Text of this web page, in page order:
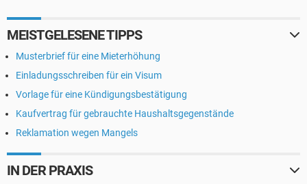
MEISTGELESENE TIPPS
Musterbrief für eine Mieterhöhung
Einladungsschreiben für ein Visum
Vorlage für eine Kündigungsbestätigung
Kaufvertrag für gebrauchte Haushaltsgegenstände
Reklamation wegen Mangels
IN DER PRAXIS